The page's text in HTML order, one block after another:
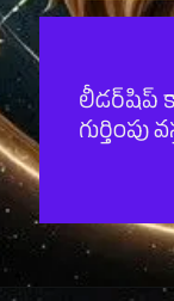
లీడర్‌షిప్
గుర్తింపు